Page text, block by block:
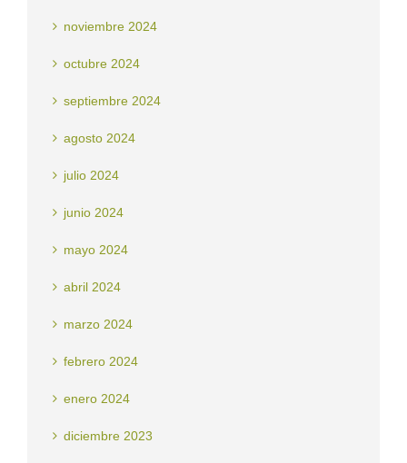
noviembre 2024
octubre 2024
septiembre 2024
agosto 2024
julio 2024
junio 2024
mayo 2024
abril 2024
marzo 2024
febrero 2024
enero 2024
diciembre 2023